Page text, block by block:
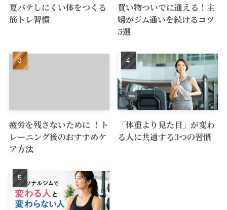
夏バテしにくい体をつくる
筋トレ習慣
買い物ついでに通える！主
婦がジム通いを続けるコツ
5選
疲労を残さないために ！ト
レーニング後のおすすめケ
ア方法
「体重より見た目」が変わ
る人に共通する3つの習慣